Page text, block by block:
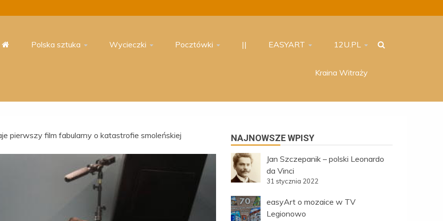
Polska sztuka Wycieczki Pocztówki || EASYART 12U.PL
Kraina Witraży
pierwszy film fabularny o katastrofie smoleńskiej NAJNOWSZE WPISY
Jan Szczepanik – polski Leonardo
da Vinci
31 stycznia 2022
easyArt o mozaice w TV
Legionowo